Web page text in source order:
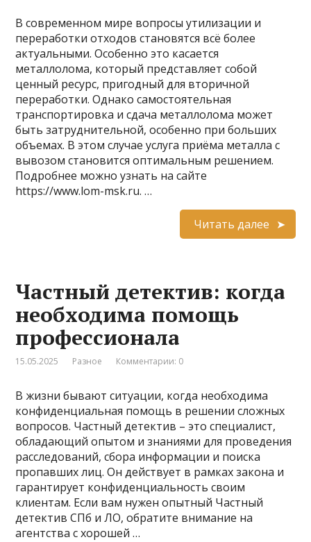
В современном мире вопросы утилизации и
переработки отходов становятся всё более
актуальными. Особенно это касается
металлолома, который представляет собой
ценный ресурс, пригодный для вторичной
переработки. Однако самостоятельная
транспортировка и сдача металлолома может
быть затруднительной, особенно при больших
объемах. В этом случае услуга приёма металла с
вывозом становится оптимальным решением.
Подробнее можно узнать на сайте
https://www.lom-msk.ru. …
Читать далее
Частный детектив: когда
необходима помощь
профессионала
15.05.2025 Разное Комментарии: 0
В жизни бывают ситуации, когда необходима
конфиденциальная помощь в решении сложных
вопросов. Частный детектив – это специалист,
обладающий опытом и знаниями для проведения
расследований, сбора информации и поиска
пропавших лиц. Он действует в рамках закона и
гарантирует конфиденциальность своим
клиентам. Если вам нужен опытный Частный
детектив СПб и ЛО, обратите внимание на
агентства с хорошей …